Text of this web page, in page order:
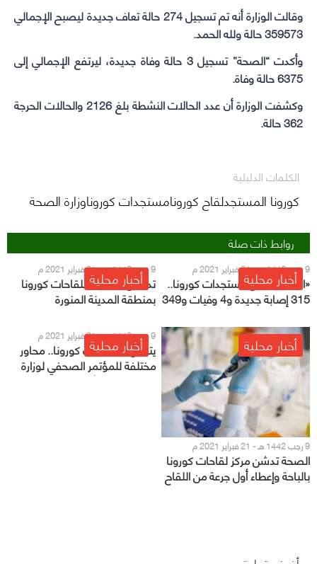
وقالت الوزارة أنه تم تسجيل 274 حالة تعاف جديدة ليصبح الإجمالي
359573 حالة ولله الحمد.
وأكدت “الصحة” تسجيل 3 حالة وفاة جديدة، ليرتفع الإجمالي إلى
6375 حالة وفاة.
وكشفت الوزارة أن عدد الحالات النشطة بلغ 2126 والحالات الحرجة
362 حالة.
الكلمات الدليلية
كورونا المستجدلقاح كورونامستجدات كوروناوزارة الصحة
روابط ذات صلة
أخبار محلية 9 رجب 1442 هـ - 21 فبراير 2021 م
«الصحة» تعلن مستجدات كورونا..
315 إصابة جديدة و4 وفيات و349
حالة تعافي
أخبار محلية 9 رجب 1442 هـ - 21 فبراير 2021 م
تدشين ١٠ مراكز للقاحات كورونا
بمنطقة المدينة المنورة
أخبار محلية
9 رجب 1442 هـ - 21 فبراير 2021 م
الصحة تدشن مركز لقاحات كورونا
بالباحة وإعطاء أول جرعة من اللقاح
أخبار محلية 9 رجب 1442 هـ - 21 فبراير 2021 م
يتناول مستجدات كورونا.. محاور
مختلفة للمؤتمر الصحفي لوزارة
الصحة اليوم الأحد